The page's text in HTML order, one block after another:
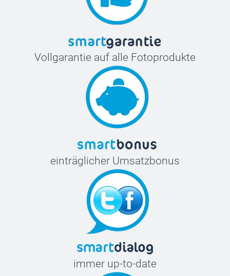
Vollgarantie auf alle Fotoprodukte
einträglicher Umsatzbonus
immer up-to-date